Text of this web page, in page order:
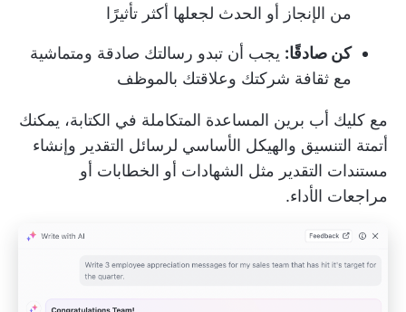
من الإنجاز أو الحدث لجعلها أكثر تأثيرًا
كن صادقًا: يجب أن تبدو رسالتك صادقة ومتماشية
مع ثقافة شركتك وعلاقتك بالموظف
مع كليك أب برين المساعدة المتكاملة في الكتابة، يمكنك
أتمتة التنسيق والهيكل الأساسي لرسائل التقدير وإنشاء
مستندات التقدير مثل الشهادات أو الخطابات أو
مراجعات الأداء.